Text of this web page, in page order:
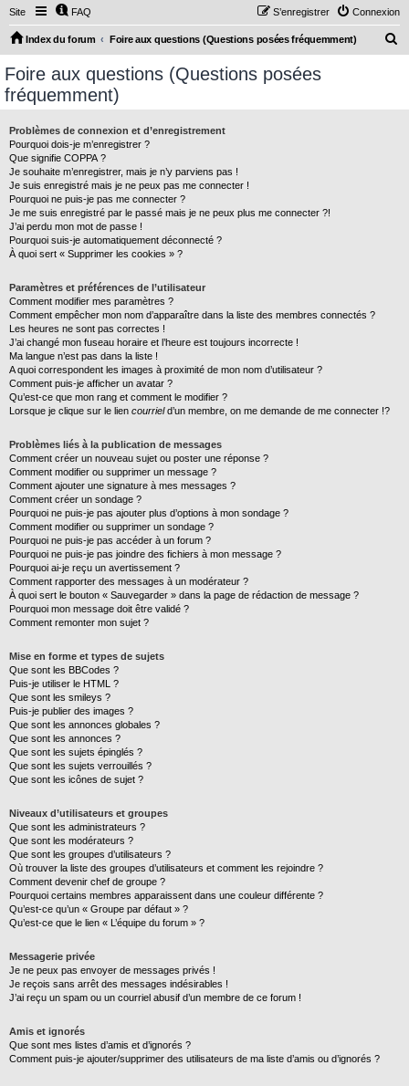
Site FAQ Connexion
S’enregistrer
Index du forum Foire aux questions (Questions posées fréquemment)
Foire aux questions (Questions posées
fréquemment)
Problèmes de connexion et d’enregistrement
Pourquoi dois-je m’enregistrer ?
Que signifie COPPA ?
Je souhaite m’enregistrer, mais je n’y parviens pas !
Je suis enregistré mais je ne peux pas me connecter !
Pourquoi ne puis-je pas me connecter ?
Je me suis enregistré par le passé mais je ne peux plus me connecter ?!
J’ai perdu mon mot de passe !
Pourquoi suis-je automatiquement déconnecté ?
À quoi sert « Supprimer les cookies » ?
Paramètres et préférences de l’utilisateur
Comment modifier mes paramètres ?
Comment empêcher mon nom d’apparaître dans la liste des membres connectés ?
Les heures ne sont pas correctes !
J’ai changé mon fuseau horaire et l’heure est toujours incorrecte !
Ma langue n’est pas dans la liste !
A quoi correspondent les images à proximité de mon nom d’utilisateur ?
Comment puis-je afficher un avatar ?
Qu’est-ce que mon rang et comment le modifier ?
Lorsque je clique sur le lien courrield’un membre, on me demande de me connecter !?
Problèmes liés à la publication de messages
Comment créer un nouveau sujet ou poster une réponse ?
Comment modifier ou supprimer un message ?
Comment ajouter une signature à mes messages ?
Comment créer un sondage ?
Pourquoi ne puis-je pas ajouter plus d’options à mon sondage ?
Comment modifier ou supprimer un sondage ?
Pourquoi ne puis-je pas accéder à un forum ?
Pourquoi ne puis-je pas joindre des fichiers à mon message ?
Pourquoi ai-je reçu un avertissement ?
Comment rapporter des messages à un modérateur ?
À quoi sert le bouton « Sauvegarder » dans la page de rédaction de message ?
Pourquoi mon message doit être validé ?
Comment remonter mon sujet ?
Mise en forme et types de sujets
Que sont les BBCodes ?
Puis-je utiliser le HTML ?
Que sont les smileys ?
Puis-je publier des images ?
Que sont les annonces globales ?
Que sont les annonces ?
Que sont les sujets épinglés ?
Que sont les sujets verrouillés ?
Que sont les icônes de sujet ?
Niveaux d’utilisateurs et groupes
Que sont les administrateurs ?
Que sont les modérateurs ?
Que sont les groupes d’utilisateurs ?
Où trouver la liste des groupes d’utilisateurs et comment les rejoindre ?
Comment devenir chef de groupe ?
Pourquoi certains membres apparaissent dans une couleur différente ?
Qu’est-ce qu’un « Groupe par défaut » ?
Qu’est-ce que le lien « L’équipe du forum » ?
Messagerie privée
Je ne peux pas envoyer de messages privés !
Je reçois sans arrêt des messages indésirables !
J’ai reçu un spam ou un courriel abusif d’un membre de ce forum !
Amis et ignorés
Que sont mes listes d’amis et d’ignorés ?
Comment puis-je ajouter/supprimer des utilisateurs de ma liste d’amis ou d’ignorés ?